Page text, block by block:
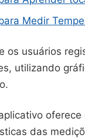
Medir
os usuários
utilizando
das